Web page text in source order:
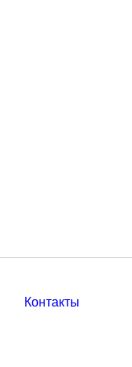
Контакты